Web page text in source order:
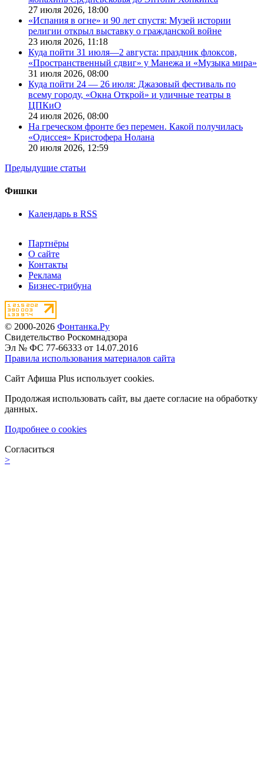
27 июля 2026, 18:00
«Испания в огне» и 90 лет спустя: Музей истории
религии открыл выставку о гражданской войне
23 июля 2026, 11:18
Куда пойти 31 июля—2 августа: праздник флоксов,
«Пространственный сдвиг» у Манежа и «Музыка мира»
31 июля 2026, 08:00
Куда пойти 24 — 26 июля: Джазовый фестиваль по
всему городу, «Окна Открой» и уличные театры в
ЦПКиО
24 июля 2026, 08:00
На греческом фронте без перемен. Какой получилась
«Одиссея» Кристофера Нолана
20 июля 2026, 12:59
Предыдущие статьи
Фишки
Календарь в RSS
Партнёры
О сайте
Контакты
Реклама
Бизнес-трибуна
© 2000-2026 Фонтанка.Ру
Свидетельство Роскомнадзора
Эл № ФС 77-66333 от 14.07.2016
Правила использования материалов сайта
Сайт Афиша Plus использует cookies.
Продолжая использовать сайт, вы даете согласие на обработку
данных.
Подробнее о cookies
Согласиться
>